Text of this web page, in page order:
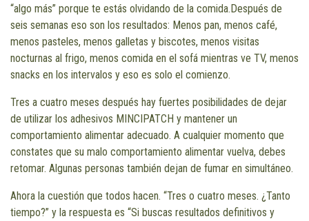
“algo más” porque te estás olvidando de la comida.Después de
seis semanas eso son los resultados: Menos pan, menos café,
menos pasteles, menos galletas y biscotes, menos visitas
nocturnas al frigo, menos comida en el sofá mientras ve TV, menos
snacks en los intervalos y eso es solo el comienzo.
Tres a cuatro meses después hay fuertes posibilidades de dejar
de utilizar los adhesivos MINCIPATCH y mantener un
comportamiento alimentar adecuado. A cualquier momento que
constates que su malo comportamiento alimentar vuelva, debes
retomar. Algunas personas también dejan de fumar en simultáneo.
Ahora la cuestión que todos hacen. “Tres o cuatro meses. ¿Tanto
tiempo?” y la respuesta es “Si buscas resultados definitivos y